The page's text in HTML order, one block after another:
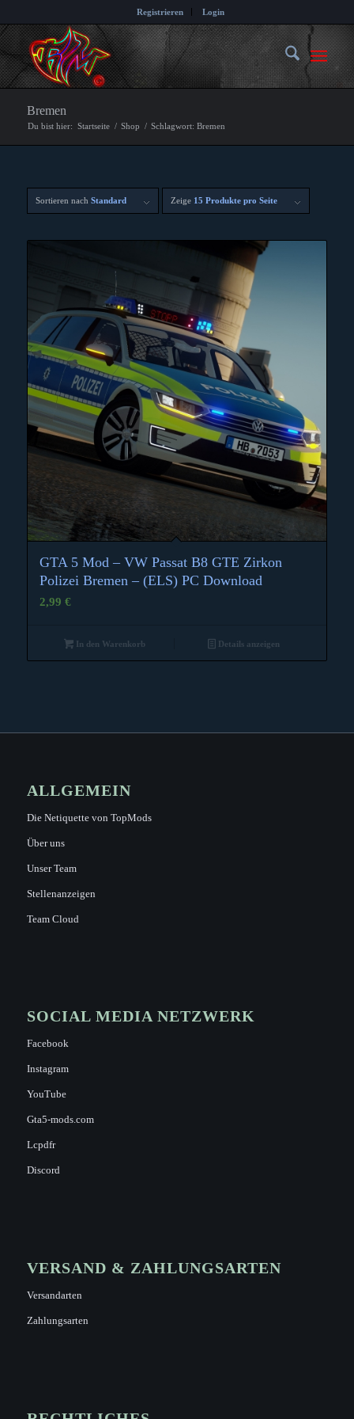
Registrieren Login
Bremen
Du bist hier: Startseite / Shop / Schlagwort: Bremen
Sortieren nach Standard Zeige 15 Produkte pro Seite
GTA 5 Mod – VW Passat B8 GTE Zirkon
Polizei Bremen – (ELS) PC Download
2,99 €
In den Warenkorb Details anzeigen
ALLGEMEIN
Die Netiquette von TopMods
Über uns
Unser Team
Stellenanzeigen
Team Cloud
SOCIAL MEDIA NETZWERK
Facebook
Instagram
YouTube
Gta5-mods.com
Lcpdfr
Discord
VERSAND & ZAHLUNGSARTEN
Versandarten
Zahlungsarten